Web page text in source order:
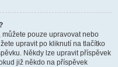
pouze upravovat nebo
upravit po kliknutí na tlačítko
Někdy lze upravit příspěvek
již někdo na příspěvek